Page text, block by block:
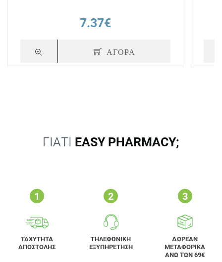
7.37€
ΑΓΟΡΑ
ΓΙΑΤΙ EASY PHARMACY;
ΤΑΧΥΤΗΤΑ
ΑΠΟΣΤΟΛΗΣ
ΤΗΛΕΦΩΝΙΚΗ
ΕΞΥΠΗΡΕΤΗΣΗ
ΔΩΡΕΑΝ
ΜΕΤΑΦΟΡΙΚΑ
ΑΝΩ ΤΩΝ 69€